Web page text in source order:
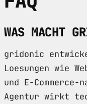
WAS MACHT
gridonic
Loesungen wie
und E-
Agentur wirkt